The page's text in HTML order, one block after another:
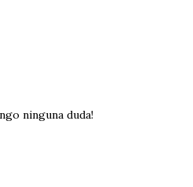
ninguna duda!